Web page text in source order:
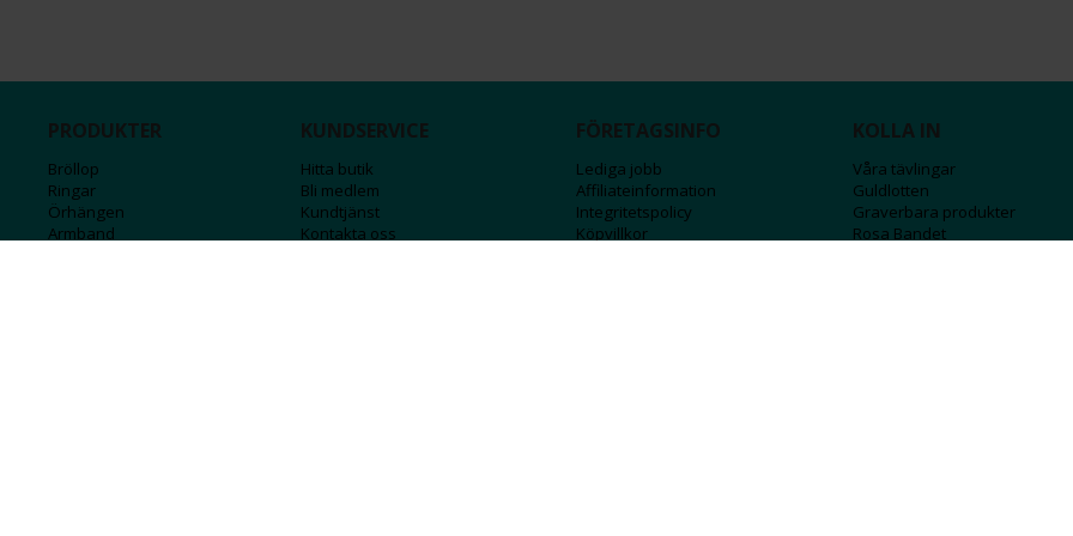
PRODUKTER
Bröllop
Ringar
Örhängen
Armband
KUNDSERVICE
Hitta butik
Bli medlem
Kundtjänst
Kontakta oss
FÖRETAGSINFO
Lediga jobb
Affiliateinformation
Integritetspolicy
Köpvillkor
KOLLA IN
Våra tävlingar
Guldlotten
Graverbara produkter
Rosa Bandet